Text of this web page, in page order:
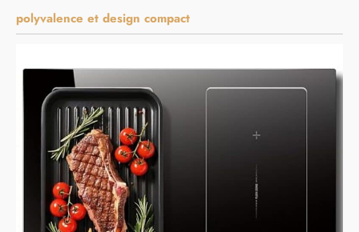
polyvalence et design compact